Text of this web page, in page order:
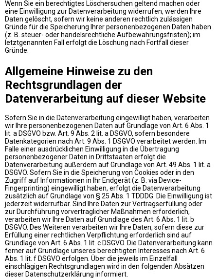
Wenn Sie ein berechtigtes Löschersuchen geltend machen oder
eine Einwilligung zur Datenverarbeitung widerrufen, werden Ihre
Daten gelöscht, sofern wir keine anderen rechtlich zulässigen
Gründe für die Speicherung Ihrer personenbezogenen Daten haben
(z. B. steuer- oder handelsrechtliche Aufbewahrungsfristen); im
letztgenannten Fall erfolgt die Löschung nach Fortfall dieser
Gründe.
Allgemeine Hinweise zu den
Rechtsgrundlagen der
Datenverarbeitung auf dieser Website
Sofern Sie in die Datenverarbeitung eingewilligt haben, verarbeiten
wir Ihre personenbezogenen Daten auf Grundlage von Art. 6 Abs. 1
lit. a DSGVO bzw. Art. 9 Abs. 2 lit. a DSGVO, sofern besondere
Datenkategorien nach Art. 9 Abs. 1 DSGVO verarbeitet werden. Im
Falle einer ausdrücklichen Einwilligung in die Übertragung
personenbezogener Daten in Drittstaaten erfolgt die
Datenverarbeitung außerdem auf Grundlage von Art. 49 Abs. 1 lit. a
DSGVO. Sofern Sie in die Speicherung von Cookies oder in den
Zugriff auf Informationen in Ihr Endgerät (z. B. via Device-
Fingerprinting) eingewilligt haben, erfolgt die Datenverarbeitung
zusätzlich auf Grundlage von § 25 Abs. 1 TDDDG. Die Einwilligung ist
jederzeit widerrufbar. Sind Ihre Daten zur Vertragserfüllung oder
zur Durchführung vorvertraglicher Maßnahmen erforderlich,
verarbeiten wir Ihre Daten auf Grundlage des Art. 6 Abs. 1 lit. b
DSGVO. Des Weiteren verarbeiten wir Ihre Daten, sofern diese zur
Erfüllung einer rechtlichen Verpflichtung erforderlich sind auf
Grundlage von Art. 6 Abs. 1 lit. c DSGVO. Die Datenverarbeitung kann
ferner auf Grundlage unseres berechtigten Interesses nach Art. 6
Abs. 1 lit. f DSGVO erfolgen. Über die jeweils im Einzelfall
einschlägigen Rechtsgrundlagen wird in den folgenden Absätzen
dieser Datenschutzerklärung informiert.